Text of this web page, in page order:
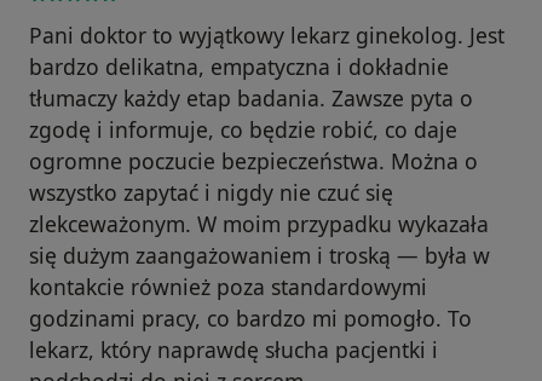
Pani doktor to wyjątkowy lekarz ginekolog. Jest
bardzo delikatna, empatyczna i dokładnie
tłumaczy każdy etap badania. Zawsze pyta o
zgodę i informuje, co będzie robić, co daje
ogromne poczucie bezpieczeństwa. Można o
wszystko zapytać i nigdy nie czuć się
zlekceważonym. W moim przypadku wykazała
się dużym zaangażowaniem i troską — była w
kontakcie również poza standardowymi
godzinami pracy, co bardzo mi pomogło. To
lekarz, który naprawdę słucha pacjentki i